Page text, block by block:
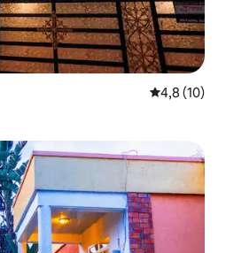
Évaluation
4,8 (10)